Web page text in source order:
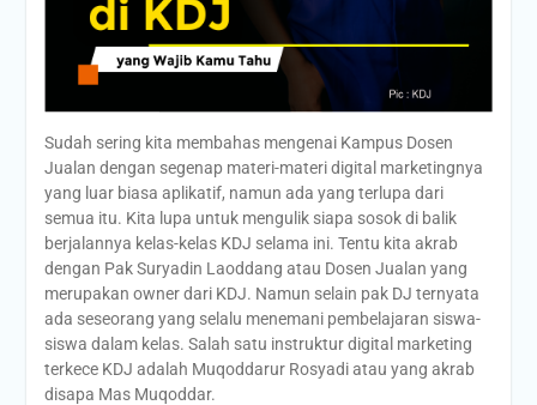
Sudah sering kita membahas mengenai Kampus Dosen
Jualan dengan segenap materi-materi digital marketingnya
yang luar biasa aplikatif, namun ada yang terlupa dari
semua itu. Kita lupa untuk mengulik siapa sosok di balik
berjalannya kelas-kelas KDJ selama ini. Tentu kita akrab
dengan Pak Suryadin Laoddang atau Dosen Jualan yang
merupakan owner dari KDJ. Namun selain pak DJ ternyata
ada seseorang yang selalu menemani pembelajaran siswa-
siswa dalam kelas. Salah satu instruktur digital marketing
terkece KDJ adalah Muqoddarur Rosyadi atau yang akrab
disapa Mas Muqoddar.